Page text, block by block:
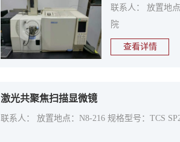
联系人： 放置地
院
查看详情
激光共聚焦扫描显微镜
联系人： 放置地点：N8-216 规格型号：TCS